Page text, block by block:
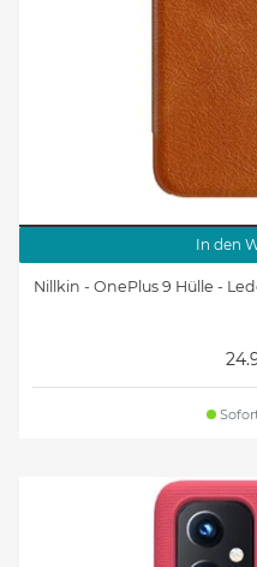
In den
Nillkin - OnePlus 9 Hülle -